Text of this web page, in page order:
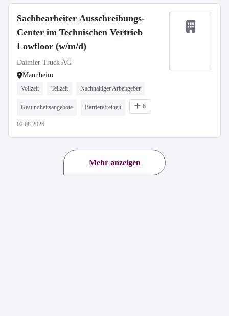
Sachbearbeiter Ausschreibungs-
Center im Technischen Vertrieb
Lowfloor (w/m/d)
Daimler Truck AG
Mannheim
Vollzeit Teilzeit Nachhaltiger Arbeitgeber
Gesundheitsangebote Barrierefreiheit 6
02.08.2026
Mehr anzeigen